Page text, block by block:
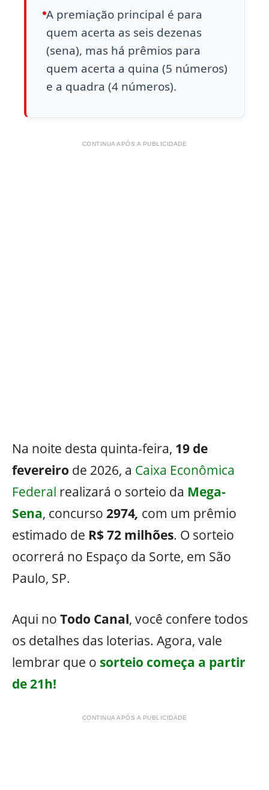
A premiação principal é para
quem acerta as seis dezenas
(sena), mas há prêmios para
quem acerta a quina (5 números)
e a quadra (4 números).
CONTINUA APÓS A PUBLICIDADE
Na noite desta quinta-feira, 19 de
fevereiro de 2026, a Caixa Econômica
Federal realizará o sorteio da Mega-
Sena, concurso 2974, com um prêmio
estimado de R$ 72 milhões. O sorteio
ocorrerá no Espaço da Sorte, em São
Paulo, SP.
Aqui no Todo Canal, você confere todos
os detalhes das loterias. Agora, vale
lembrar que o sorteio começa a partir
de 21h!
CONTINUA APÓS A PUBLICIDADE